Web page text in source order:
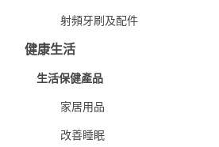
射頻牙刷及配件
健康生活
生活保健產品
家居用品
改善睡眠